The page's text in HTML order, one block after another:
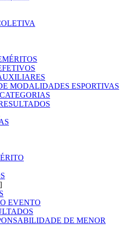
MODALIDADES ESPORTIVAS
EVENTO
DE MENOR